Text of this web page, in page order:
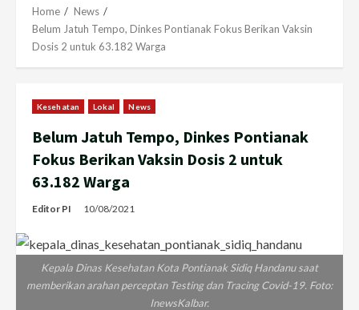
Home
News
Belum Jatuh Tempo, Dinkes Pontianak Fokus Berikan Vaksin
Dosis 2 untuk 63.182 Warga
Kesehatan Lokal News
Belum Jatuh Tempo, Dinkes Pontianak
Fokus Berikan Vaksin Dosis 2 untuk
63.182 Warga
Editor PI 10/08/2021
Kepala Dinas Kesehatan Kota Pontianak Sidiq Handanu saat
memberikan arahan perceptan Testing dan Tracing Covid-19. Foto:
InewsKalbar.